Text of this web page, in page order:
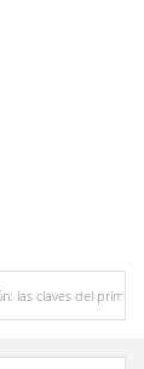
del primer